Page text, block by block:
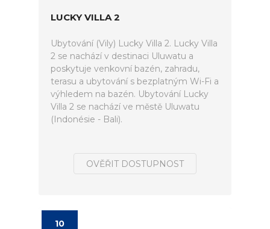
LUCKY VILLA 2
Ubytování (Vily) Lucky Villa 2. Lucky Villa
2 se nachází v destinaci Uluwatu a
poskytuje venkovní bazén, zahradu,
terasu a ubytování s bezplatným Wi-Fi a
výhledem na bazén. Ubytování Lucky
Villa 2 se nachází ve městě Uluwatu
(Indonésie - Bali).
OVĚŘIT DOSTUPNOST
10